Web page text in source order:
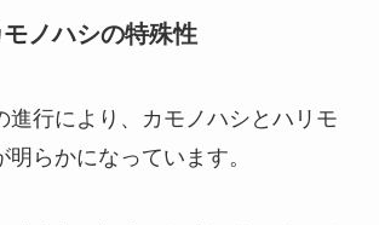
ノハシの特殊性
進行により、カモノハシとハリモ
明らかになっています。